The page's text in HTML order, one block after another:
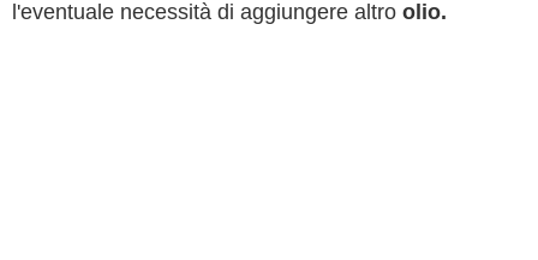
l'eventuale necessità di aggiungere altro olio.